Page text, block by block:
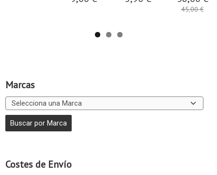
Marcas
Costes de Envío
45,00 €